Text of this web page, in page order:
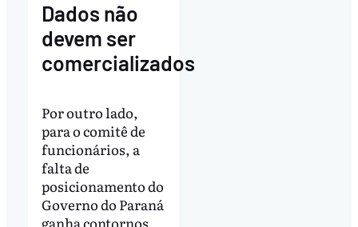
Dados não
devem ser
comercializados
Por outro lado,
para o comitê de
funcionários, a
falta de
posicionamento do
Governo do Paraná
ganha contornos